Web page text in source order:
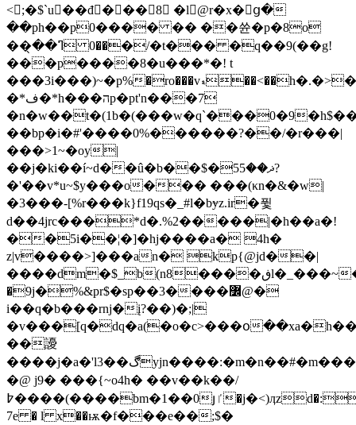
<;�$`u��đ���8 �l@r�x�ց�
��ph��p0���� �� ��쓘�p�8o
��ߣ��̖ ��0�/�t��� �ԛ��9(��g!
���p����8�u���*�! t
���3i���)~�p%�ro���vޑ��<��h�.�>�u)�n�ѷ;k��p�el6$i��w��h��xz��pc
�*ف�*h���הp�pt'n���7
��bp�i�#'����0%������?��/�r���|
���>1~�oy|
��j�ki��í~d��û�b��$�5ޛ��5?
�'��v*u~$y���o��� ���(κn�&�w|
�3���-[%r���k}f19qs�_#l�bɏz.ir�퓣
d��4jrc���*d�.%2�����|�h��a�!
��5i��¦�]�hj����a� 4h�
z|v����>]���an� kp{@jd��|
����dm�$_b(n8����ڧl�_���~�l��c����:p4b���gfrc<^����h�`��i�.�jro���pq0���:x�_�(tϧ_�8or�{"�q$=�.��p�4�at�f��4b��ρ
�9j�%&pr$�sp��3����߼@�
i��q�b���rnj�į?��)�;|
�v���[q�dq�a(�o�c>���օ
��䜡
����j�a�'l3��ڰyjn����:�m�n��#�m������g���j������
�@ j9� ���{~o4h� ��v��k��/
߈����(����bm�1��0յٵ�j�<)ӆzd�:dr�7�rq���@$�xdȇ�sr�j
7e � l x��ѭ�f���e��;$�